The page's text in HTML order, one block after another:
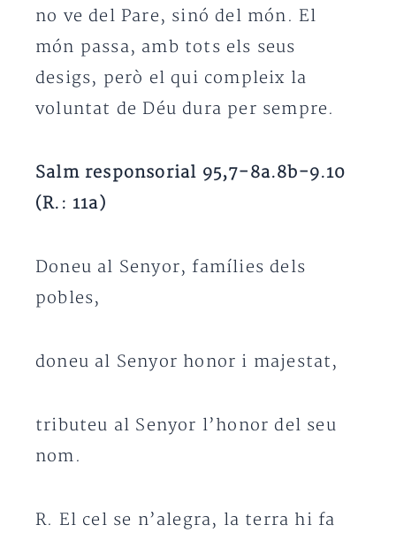
no ve del Pare, sinó del món. El
món passa, amb tots els seus
desigs, però el qui compleix la
voluntat de Déu dura per sempre.
Salm responsorial 95,7-8a.8b-9.10
(R.: 11a)
Doneu al Senyor, famílies dels
pobles,
doneu al Senyor honor i majestat,
tributeu al Senyor l’honor del seu
nom.
R. El cel se n’alegra, la terra hi fa